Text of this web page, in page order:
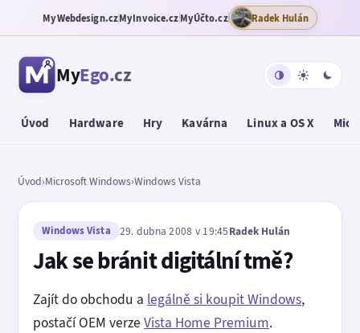
MyWebdesign.czMyInvoice.czMyÚčto.cz Radek Hulán
MyEgo.cz
Úvod Hardware Hry Kavárna Linux a OS X
Úvod›Microsoft Windows›Windows Vista
Windows Vista 29. dubna 2008 v 19:45Radek Hulán
Jak se bránit digitální tmě?
Zajít do obchodu a legálně si koupit Windows,
postačí OEM verze Vista Home Premium.